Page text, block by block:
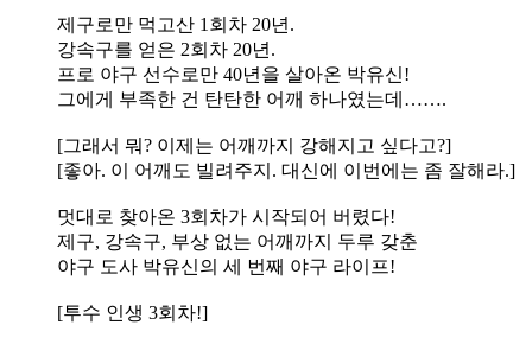
제구로만 먹고산 1회차 20년.
강속구를 얻은 2회차 20년.
프로 야구 선수로만 40년을 살아온 박유신!
그에게 부족한 건 탄탄한 어깨 하나였는데…….
[그래서 뭐? 이제는 어깨까지 강해지고 싶다고?]
[좋아. 이 어깨도 빌려주지. 대신에 이번에는 좀 잘해라.]
멋대로 찾아온 3회차가 시작되어 버렸다!
제구, 강속구, 부상 없는 어깨까지 두루 갖춘
야구 도사 박유신의 세 번째 야구 라이프!
[투수 인생 3회차!]